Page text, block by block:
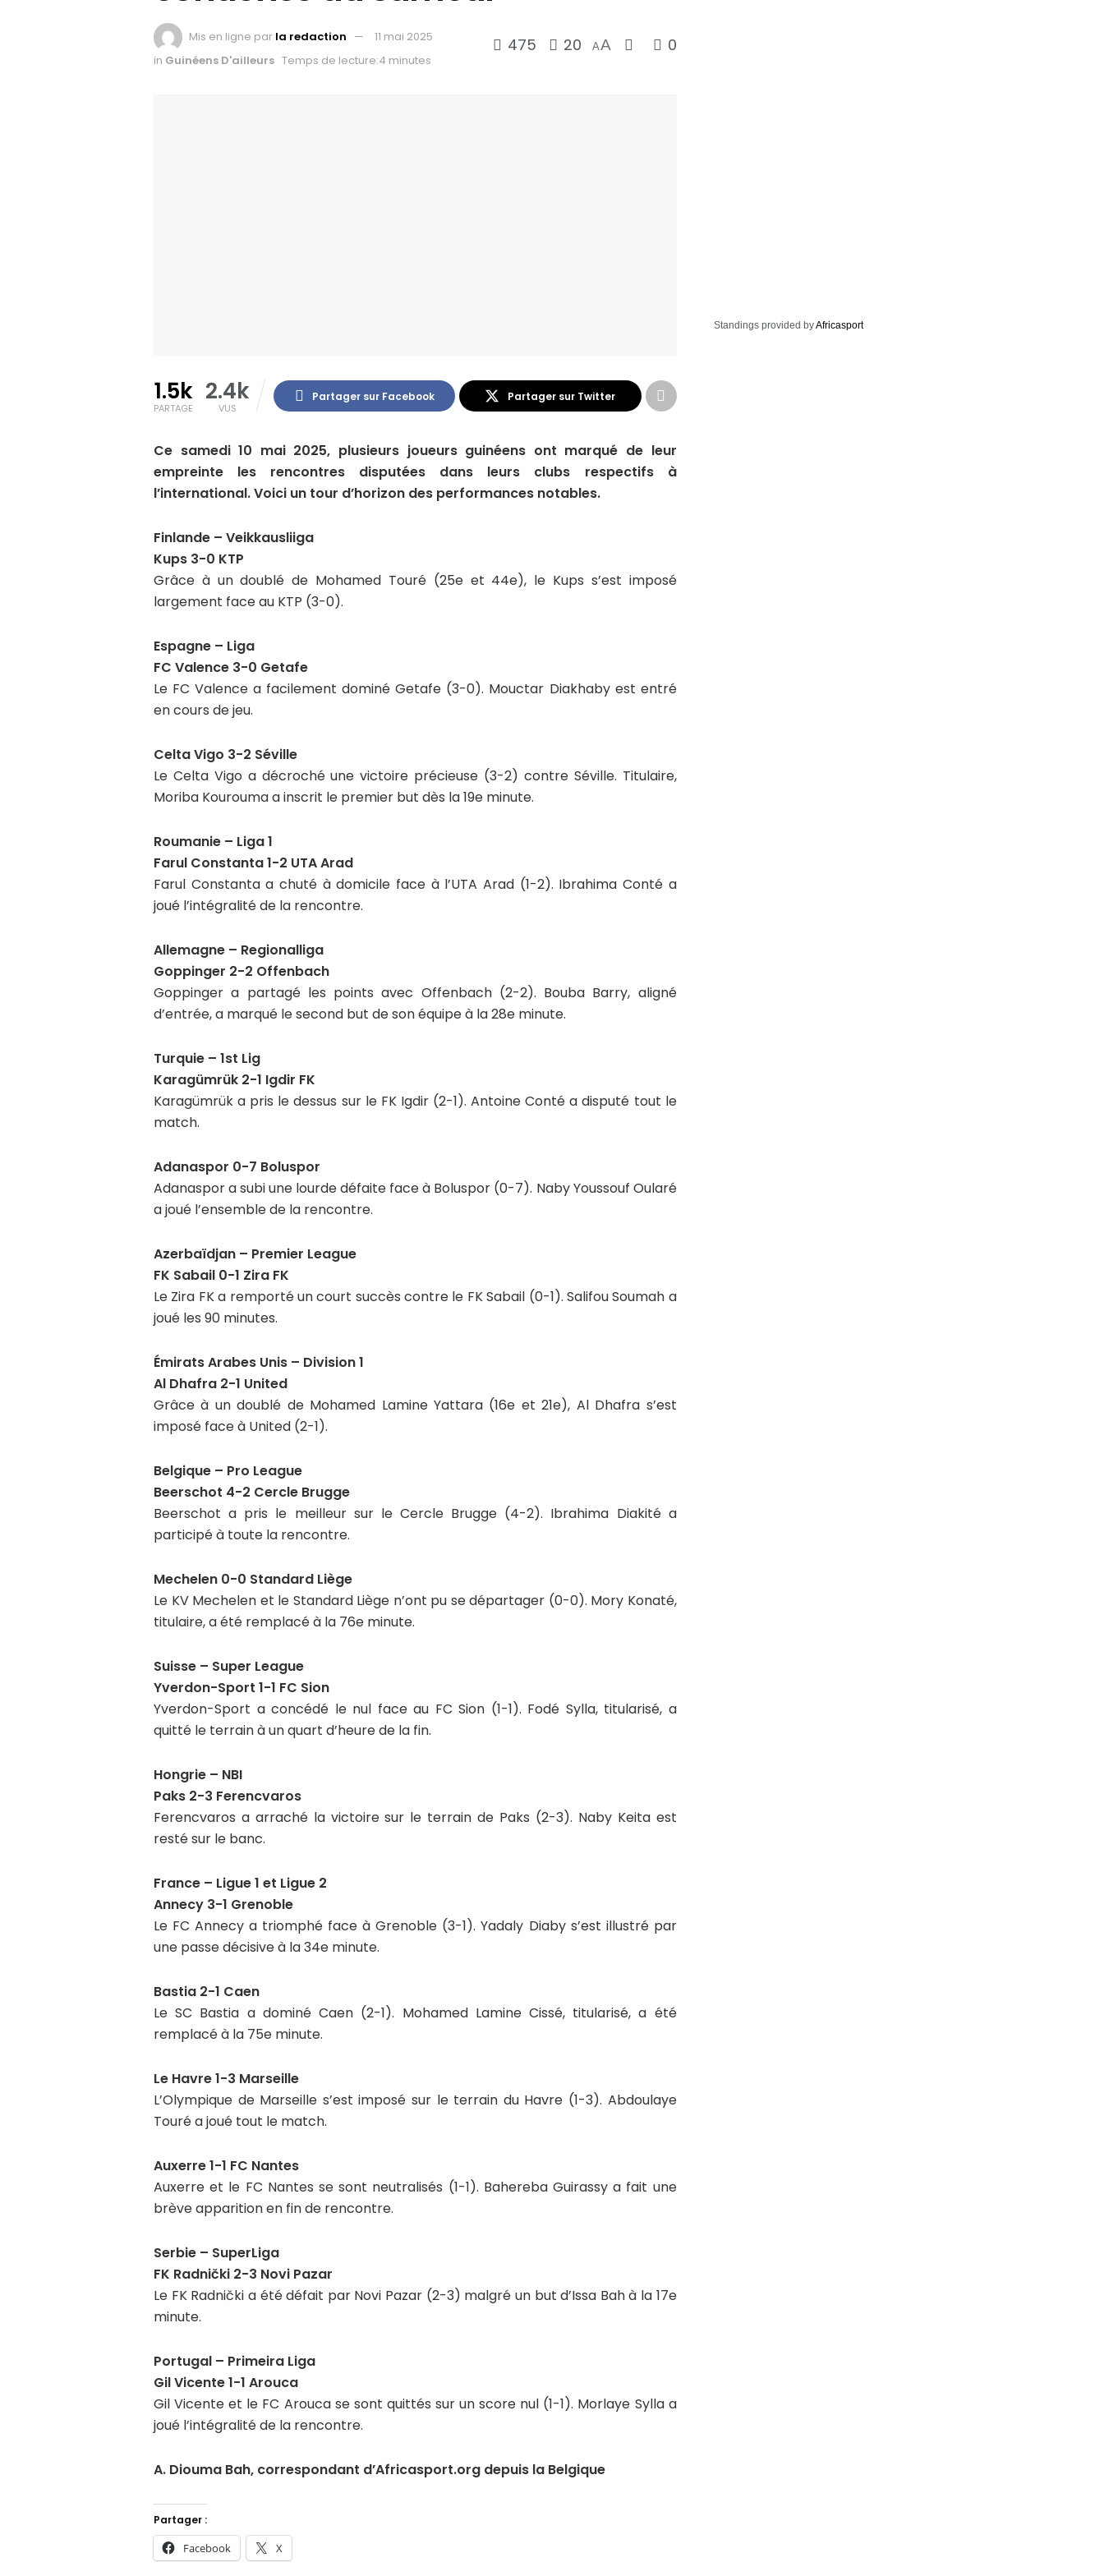
Mis en ligne par la redaction
11 mai 2025
in Guinéens D'ailleurs Temps de lecture:4 minutes
475 20 AA 0
1.5k
PARTAGE
2.4k
VUS
Partager sur Facebook Partager sur Twitter
Ce samedi 10 mai 2025, plusieurs joueurs guinéens ont marqué de leur
empreinte les rencontres disputées dans leurs clubs respectifs à
l’international. Voici un tour d’horizon des performances notables.
Finlande – Veikkausliiga
Kups 3-0 KTP
Grâce à un doublé de Mohamed Touré (25e et 44e), le Kups s’est imposé
largement face au KTP (3-0).
Espagne – Liga
FC Valence 3-0 Getafe
Le FC Valence a facilement dominé Getafe (3-0). Mouctar Diakhaby est entré
en cours de jeu.
Celta Vigo 3-2 Séville
Le Celta Vigo a décroché une victoire précieuse (3-2) contre Séville. Titulaire,
Moriba Kourouma a inscrit le premier but dès la 19e minute.
Roumanie – Liga 1
Farul Constanta 1-2 UTA Arad
Farul Constanta a chuté à domicile face à l’UTA Arad (1-2). Ibrahima Conté a
joué l’intégralité de la rencontre.
Allemagne – Regionalliga
Goppinger 2-2 Offenbach
Goppinger a partagé les points avec Offenbach (2-2). Bouba Barry, aligné
d’entrée, a marqué le second but de son équipe à la 28e minute.
Turquie – 1st Lig
Karagümrük 2-1 Igdir FK
Karagümrük a pris le dessus sur le FK Igdir (2-1). Antoine Conté a disputé tout le
match.
Adanaspor 0-7 Boluspor
Adanaspor a subi une lourde défaite face à Boluspor (0-7). Naby Youssouf Oularé
a joué l’ensemble de la rencontre.
Azerbaïdjan – Premier League
FK Sabail 0-1 Zira FK
Le Zira FK a remporté un court succès contre le FK Sabail (0-1). Salifou Soumah a
joué les 90 minutes.
Émirats Arabes Unis – Division 1
Al Dhafra 2-1 United
Grâce à un doublé de Mohamed Lamine Yattara (16e et 21e), Al Dhafra s’est
imposé face à United (2-1).
Belgique – Pro League
Beerschot 4-2 Cercle Brugge
Beerschot a pris le meilleur sur le Cercle Brugge (4-2). Ibrahima Diakité a
participé à toute la rencontre.
Mechelen 0-0 Standard Liège
Le KV Mechelen et le Standard Liège n’ont pu se départager (0-0). Mory Konaté,
titulaire, a été remplacé à la 76e minute.
Suisse – Super League
Yverdon-Sport 1-1 FC Sion
Yverdon-Sport a concédé le nul face au FC Sion (1-1). Fodé Sylla, titularisé, a
quitté le terrain à un quart d’heure de la fin.
Hongrie – NBI
Paks 2-3 Ferencvaros
Ferencvaros a arraché la victoire sur le terrain de Paks (2-3). Naby Keita est
resté sur le banc.
France – Ligue 1 et Ligue 2
Annecy 3-1 Grenoble
Le FC Annecy a triomphé face à Grenoble (3-1). Yadaly Diaby s’est illustré par
une passe décisive à la 34e minute.
Bastia 2-1 Caen
Le SC Bastia a dominé Caen (2-1). Mohamed Lamine Cissé, titularisé, a été
remplacé à la 75e minute.
Le Havre 1-3 Marseille
L’Olympique de Marseille s’est imposé sur le terrain du Havre (1-3). Abdoulaye
Touré a joué tout le match.
Auxerre 1-1 FC Nantes
Auxerre et le FC Nantes se sont neutralisés (1-1). Bahereba Guirassy a fait une
brève apparition en fin de rencontre.
Serbie – SuperLiga
FK Radnički 2-3 Novi Pazar
Le FK Radnički a été défait par Novi Pazar (2-3) malgré un but d’Issa Bah à la 17e
minute.
Portugal – Primeira Liga
Gil Vicente 1-1 Arouca
Gil Vicente et le FC Arouca se sont quittés sur un score nul (1-1). Morlaye Sylla a
joué l’intégralité de la rencontre.
A. Diouma Bah, correspondant d’Africasport.org depuis la Belgique
Partager :
Facebook X
Standings provided byAfricasport